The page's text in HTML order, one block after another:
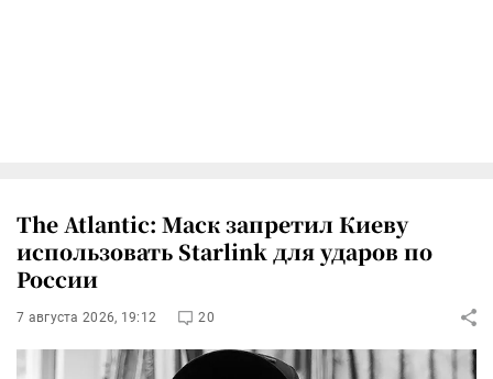
The Atlantic: Маск запретил Киеву
использовать Starlink для ударов по
России
7 августа 2026, 19:12 20